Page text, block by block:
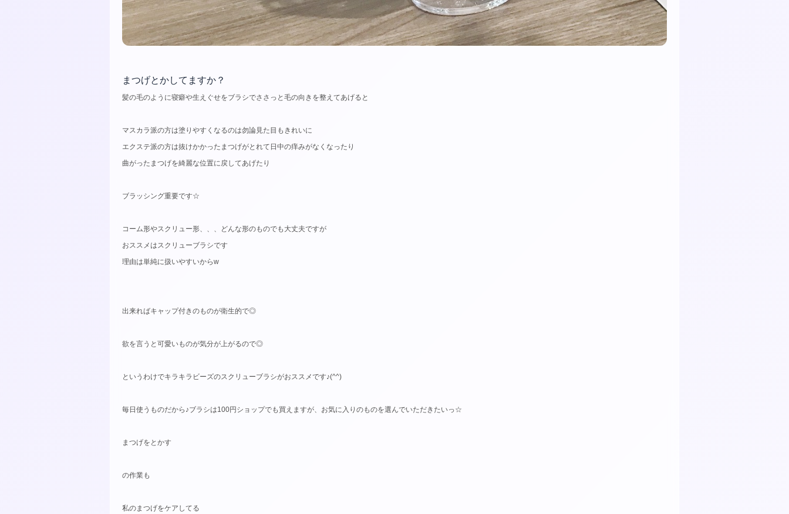
まつげとかしてますか？
髪の毛のように寝癖や生えぐせをブラシでささっと毛の向きを整えてあげると
マスカラ派の方は塗りやすくなるのは勿論見た目もきれいに
エクステ派の方は抜けかかったまつげがとれて日中の痒みがなくなったり
曲がったまつげを綺麗な位置に戻してあげたり
ブラッシング重要です☆
コーム形やスクリュー形、、、どんな形のものでも大丈夫ですが
おススメはスクリューブラシです
理由は単純に扱いやすいからw
出来ればキャップ付きのものが衛生的で◎
欲を言うと可愛いものが気分が上がるので◎
というわけでキラキラビーズのスクリューブラシがおススメです♪(^^)
毎日使うものだから♪ブラシは100円ショップでも買えますが、お気に入りのものを選んでいただきたいっ☆
まつげをとかす
の作業も
私のまつげをケアしてる